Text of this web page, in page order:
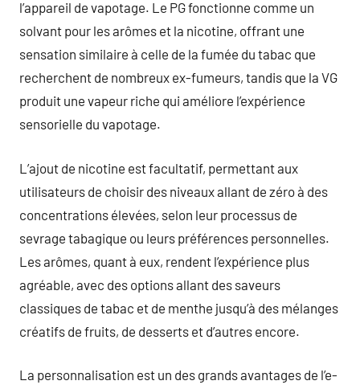
l’appareil de vapotage. Le PG fonctionne comme un
solvant pour les arômes et la nicotine, offrant une
sensation similaire à celle de la fumée du tabac que
recherchent de nombreux ex-fumeurs, tandis que la VG
produit une vapeur riche qui améliore l’expérience
sensorielle du vapotage.
L’ajout de nicotine est facultatif, permettant aux
utilisateurs de choisir des niveaux allant de zéro à des
concentrations élevées, selon leur processus de
sevrage tabagique ou leurs préférences personnelles.
Les arômes, quant à eux, rendent l’expérience plus
agréable, avec des options allant des saveurs
classiques de tabac et de menthe jusqu’à des mélanges
créatifs de fruits, de desserts et d’autres encore.
La personnalisation est un des grands avantages de l’e-